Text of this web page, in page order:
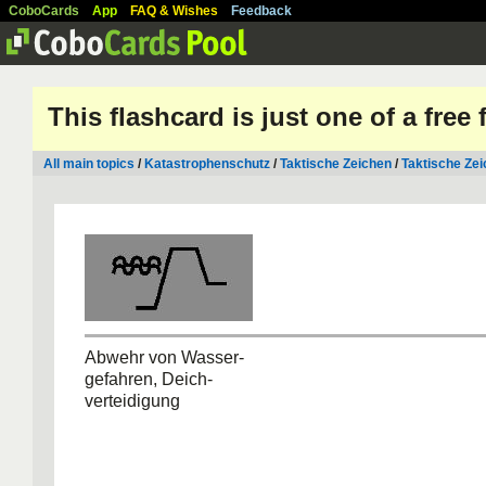
CoboCards App FAQ & Wishes Feedback
This flashcard is just one of a free
All main topics / Katastrophenschutz /Taktische Zeichen /Taktische
Abwehr von Wasser-
gefahren, Deich-
verteidigung